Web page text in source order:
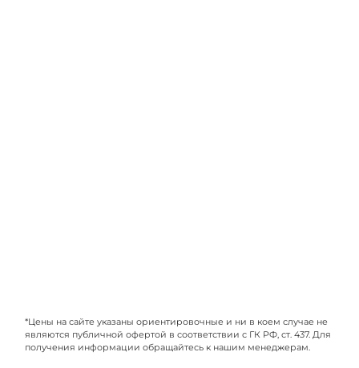
*Цены на сайте указаны ориентировочные и ни в коем случае не
являются публичной офертой в соответствии с ГК РФ, ст. 437. Для
получения информации обращайтесь к нашим менеджерам.